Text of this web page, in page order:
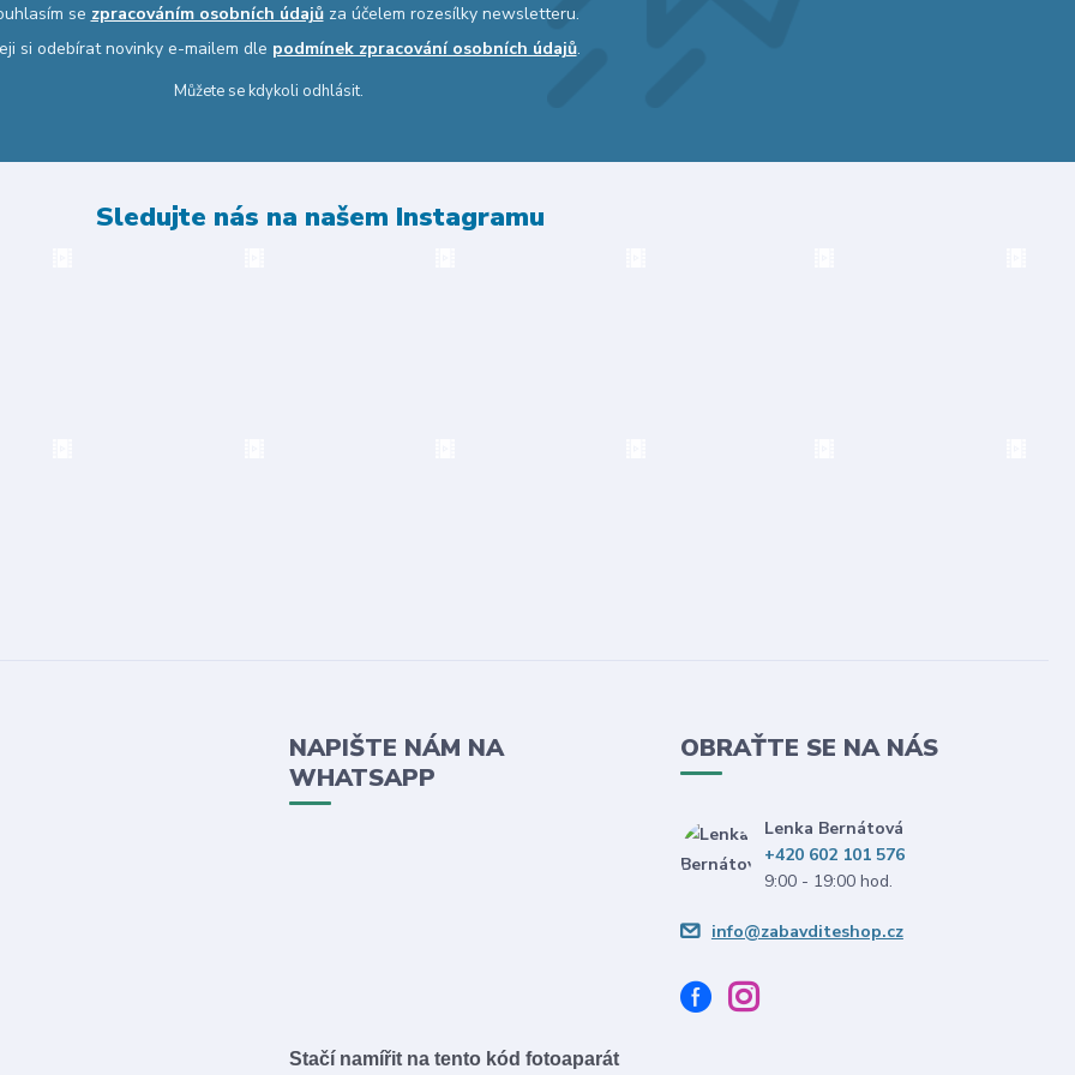
se zpracováním osobních údajůza účelem rozesílky newsletteru.
si odebírat novinky e-mailem dle podmínek zpracování osobních údajů.
Můžete se kdykoli odhlásit.
Sledujte nás na našem Instagramu
NAPIŠTE NÁM NA
WHATSAPP
Stačí namířit na tento kód fotoaparát
OBRAŤTE SE NA NÁS
Lenka Bernátová
+420 602 101 576
9:00 - 19:00 hod.
info@zabavditeshop.cz